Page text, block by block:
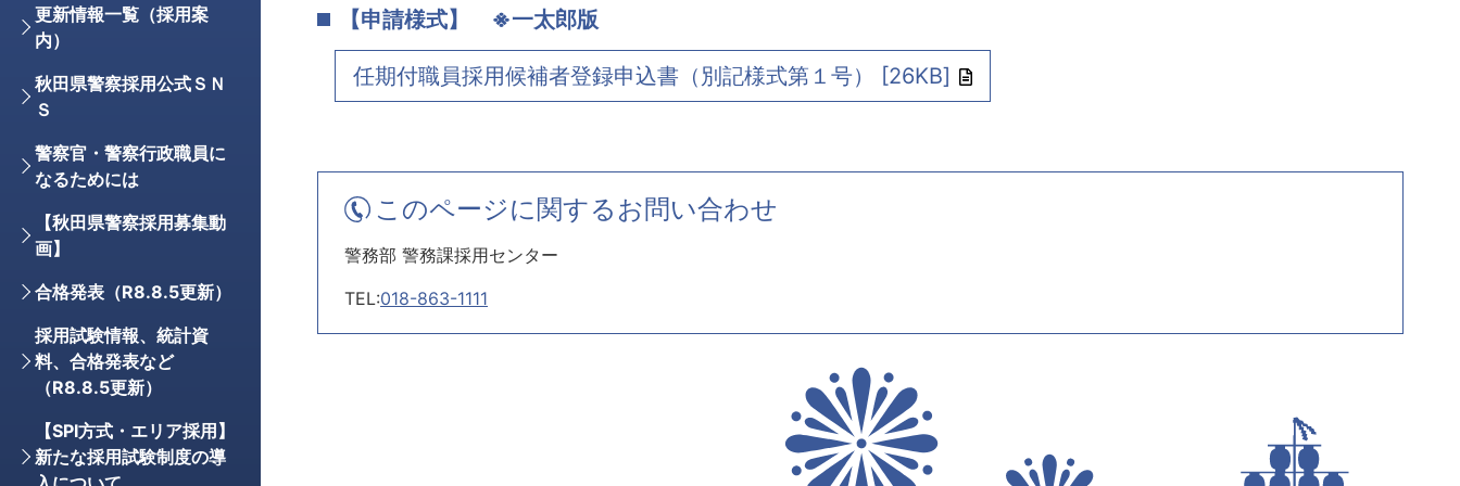
【申請様式】 ※一太郎版
任期付職員採用候補者登録申込書（別記様式第１号） [26KB]
このページに関するお問い合わせ
警務部 警務課採用センター
TEL:018-863-1111
更新情報一覧（採用案
内）
秋田県警察採用公式ＳＮ
Ｓ
警察官・警察行政職員に
なるためには
【秋田県警察採用募集動
画】
合格発表（R8.8.5更新）
採用試験情報、統計資
料、合格発表など
（R8.8.5更新）
【SPI方式・エリア採用】
新たな採用試験制度の導